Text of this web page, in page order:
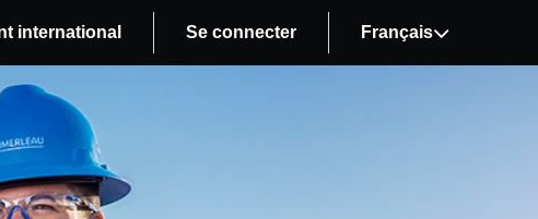
international Se connecter Français